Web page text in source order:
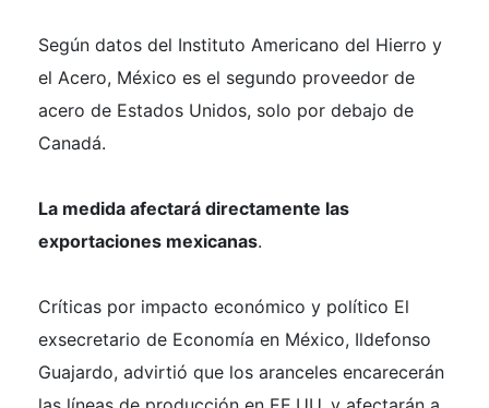
Según datos del Instituto Americano del Hierro y
el Acero, México es el segundo proveedor de
acero de Estados Unidos, solo por debajo de
Canadá.
La medida afectará directamente las
exportaciones mexicanas.
Críticas por impacto económico y político El
exsecretario de Economía en México, Ildefonso
Guajardo, advirtió que los aranceles encarecerán